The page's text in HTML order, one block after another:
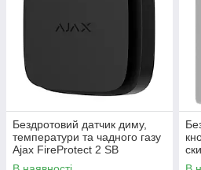
Бездротовий датчик диму,
температури та чадного газу
Ajax FireProtect 2 SB
(Heat/Smoke/CO) (8EU) Black